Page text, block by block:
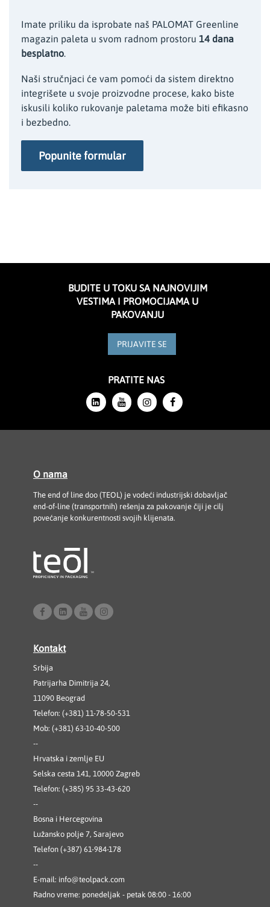
Imate priliku da isprobate naš PALOMAT Greenline
magazin paleta u svom radnom prostoru 14 dana
besplatno.
Naši stručnjaci će vam pomoći da sistem direktno
integrišete u svoje proizvodne procese, kako biste
iskusili koliko rukovanje paletama može biti efikasno
i bezbedno.
Popunite formular
BUDITE U TOKU SA NAJNOVIJIM
VESTIMA I PROMOCIJAMA U
PAKOVANJU
PRIJAVITE SE
PRATITE NAS
O nama
The end of line doo (TEOL) je vodeći industrijski dobavljač
end-of-line (transportnih) rešenja za pakovanje čiji je cilj
povećanje konkurentnosti svojih klijenata.
Kontakt
Srbija
Patrijarha Dimitrija 24,
11090 Beograd
Telefon: (+381) 11-78-50-531
Mob: (+381) 63-10-40-500
--
Hrvatska i zemlje EU
Selska cesta 141, 10000 Zagreb
Telefon: (+385) 95 33-43-620
--
Bosna i Hercegovina
Lužansko polje 7, Sarajevo
Telefon (+387) 61-984-178
--
E-mail: info@teolpack.com
Radno vreme: ponedeljak - petak 08:00 - 16:00